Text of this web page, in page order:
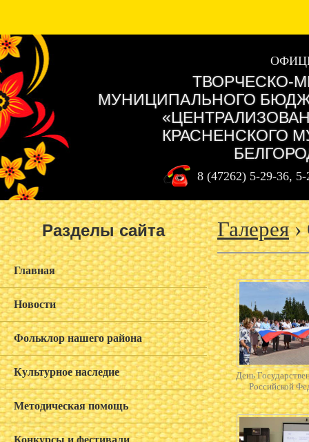
ТВОРЧЕСКО-
МУНИЦИПАЛЬНОГО
КРАСНЕНСКОГО
8 (47262) 5-29-36,
Разделы сайта
Главная
Новости
Фольклор нашего района
Культурное наследие
Методическая помощь
Конкурсы и фестивали
Галерея›
День
Российской